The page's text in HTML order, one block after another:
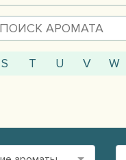
S T U V W